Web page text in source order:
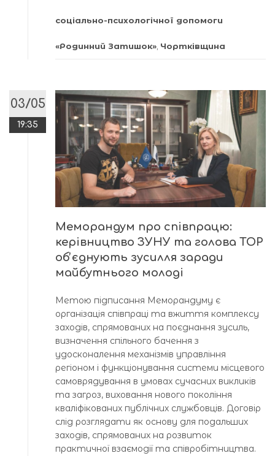
соціально-психологічної допомоги
«Родинний Затишок» Чортківщина
03/05
19:35
Меморандум про співпрацю:
керівництво ЗУНУ та голова ТОР
обʼєднують зусилля заради
майбутнього молоді
Метою підписання Меморандуму є
організація співпраці та вжиття комплексу
заходів, спрямованих на поєднання зусиль,
визначення спільного бачення з
удосконалення механізмів управління
регіоном і функціонування системи місцевого
самоврядування в умовах сучасних викликів
та загроз, виховання нового покоління
кваліфікованих публічних службовців. Договір
слід розглядати як основу для подальших
заходів, спрямованих на розвиток
практичної взаємодії та співробітництва.